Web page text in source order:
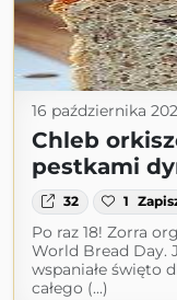
16 października
Chleb
pestkami
32 1
Po raz 18! Zorra
World Bread Day.
wspaniałe święto
całego (...)